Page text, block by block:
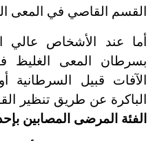
القسم القاصي في المعى
أما عند الأشخاص عالي
بسرطان المعى الغليظ
الآفات قبيل
الباكرة عن طريق تنظير
الفئة المرضى المصابين